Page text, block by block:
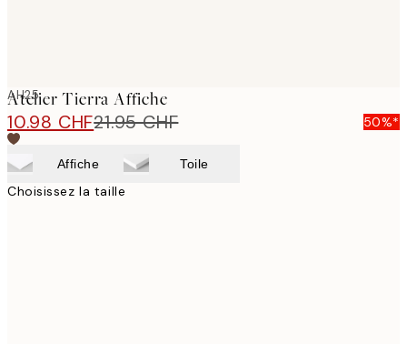
AH25
Atelier Tierra Affiche
10.98 CHF21.95 CHF 50%*
Affiche Toile
Choisissez la taille